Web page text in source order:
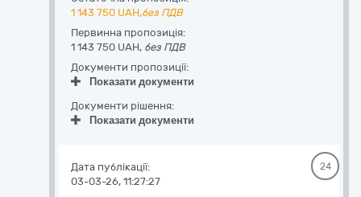
1 143 750 UAH,без ПДВ
Первинна пропозиція:
1 143 750 UAH, без ПДВ
Документи пропозиції:
Показати документи
Документи рішення:
Показати документи
Дата публікації:
03-03-26, 11:27:27
24